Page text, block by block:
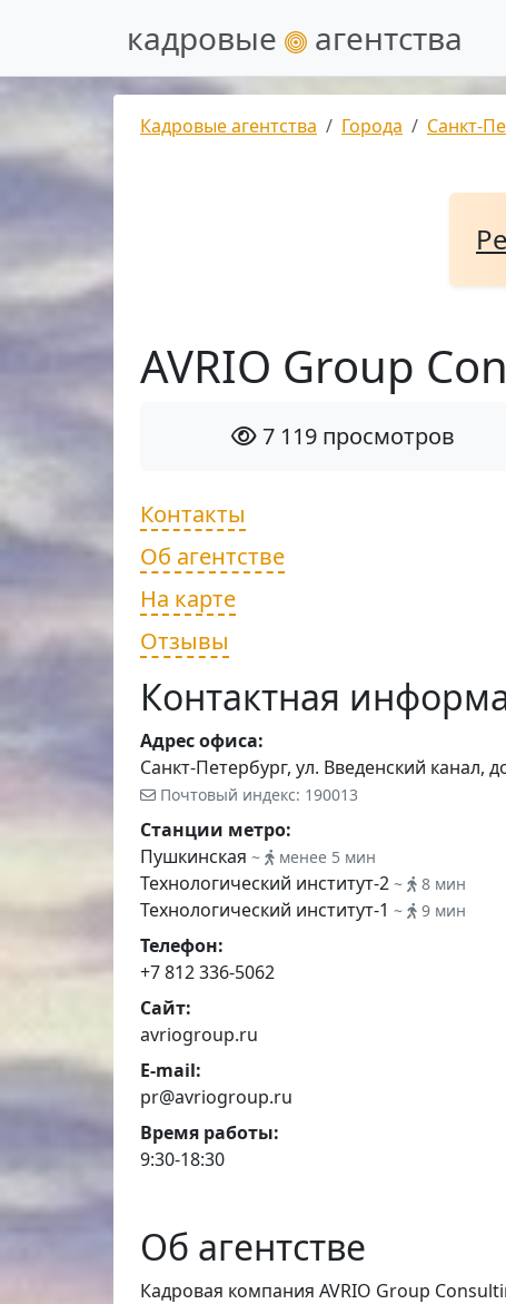
кадровые агентства
Кадровые агентства Города Санкт-
AVRIO Group
7 119 просмотров
Контакты
Об агентстве
На карте
Отзывы
Контактная
Адрес офиса:
Санкт-Петербург, ул. Введенский
Почтовый индекс: 190013
Станции метро:
Пушкинская ~ менее 5 мин
Технологический институт-2 ~ 8 мин
Технологический институт-1 ~ 9 мин
Телефон:
+7 812 336-5062
Сайт:
avriogroup.ru
E-mail:
pr@avriogroup.ru
Время работы:
9:30-18:30
Об агентстве
Кадровая компания AVRIO Group